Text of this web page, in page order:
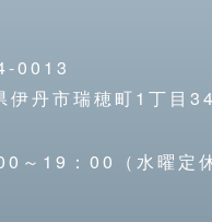
0013
伊丹市瑞穂町1丁目
～19：00（水曜定休